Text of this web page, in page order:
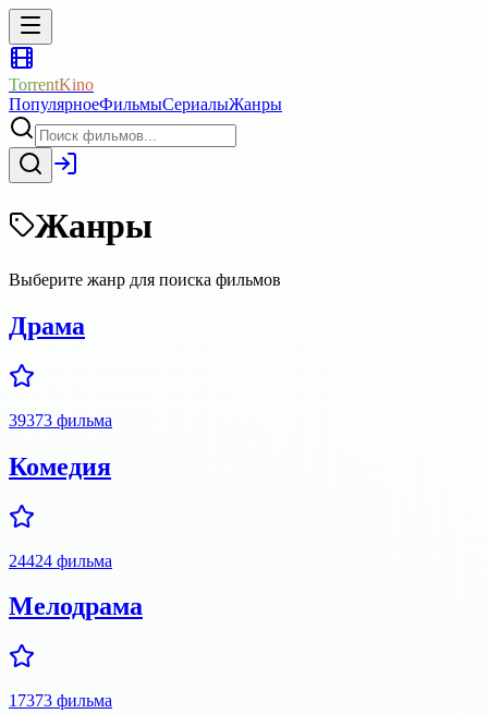
TorrentKino
ПопулярноеФильмыСериалыЖанры
Жанры
Выберите жанр для поиска фильмов
Драма
39373 фильма
Комедия
24424 фильма
Мелодрама
17373 фильма